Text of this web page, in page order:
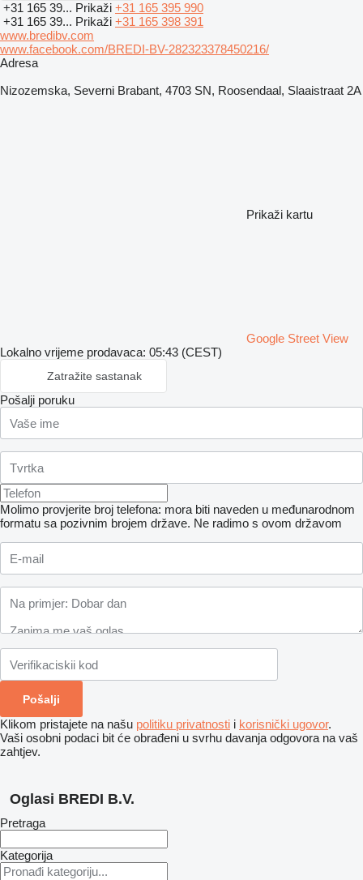
+31 165 39... Prikaži +31 165 395 990
+31 165 39... Prikaži +31 165 398 391
www.bredibv.com
www.facebook.com/BREDI-BV-282323378450216/
Adresa
Nizozemska, Severni Brabant, 4703 SN, Roosendaal, Slaaistraat 2A
Prikaži kartu
Google Street View
Lokalno vrijeme prodavaca: 05:43 (CEST)
Zatražite sastanak
Pošalji poruku
Molimo provjerite broj telefona: mora biti naveden u međunarodnom
formatu sa pozivnim brojem države. Ne radimo s ovom državom
Klikom pristajete na našu politiku privatnosti i korisnički ugovor.
Vaši osobni podaci bit će obrađeni u svrhu davanja odgovora na vaš
zahtjev.
Oglasi BREDI B.V.
Pretraga
Kategorija